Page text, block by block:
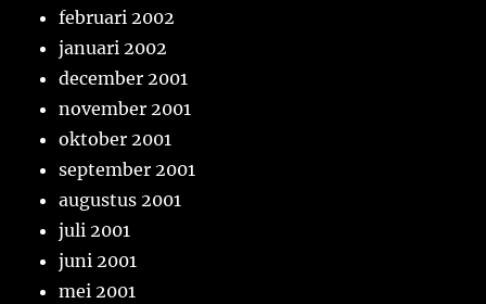
februari 2002
januari 2002
december 2001
november 2001
oktober 2001
september 2001
augustus 2001
juli 2001
juni 2001
mei 2001